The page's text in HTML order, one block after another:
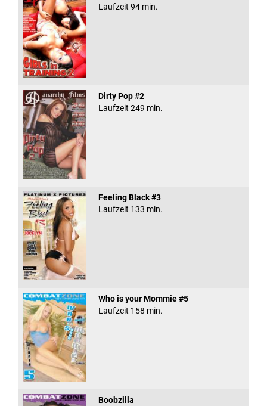
Laufzeit 94 min.
Dirty Pop #2
Laufzeit 249 min.
Feeling Black #3
Laufzeit 133 min.
Who is your Mommie #5
Laufzeit 158 min.
Boobzilla